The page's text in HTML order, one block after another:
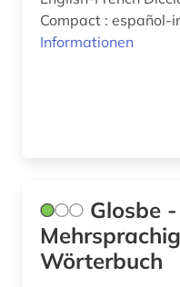
österreich (1)
Compact : español-
Informationen
Glosbe
Wörterbuch